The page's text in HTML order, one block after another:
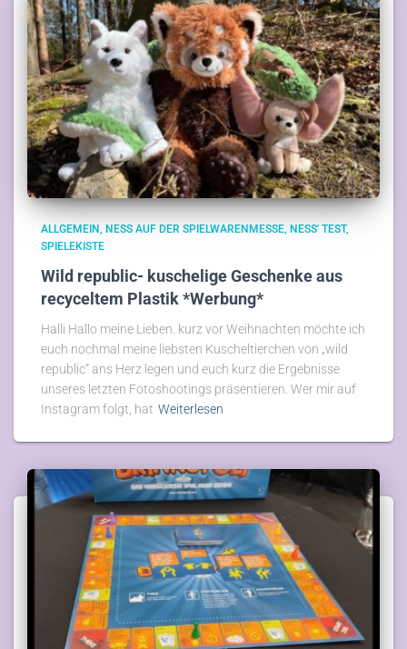
ALLGEMEIN NESS AUF DER SPIELWARENMESSE NESS' TEST
SPIELEKISTE
Wild republic- kuschelige Geschenke aus
recyceltem Plastik *Werbung*
Halli Hallo meine Lieben. kurz vor Weihnachten möchte ich
euch nochmal meine liebsten Kuscheltierchen von „wild
republic“ ans Herz legen und euch kurz die Ergebnisse
unseres letzten Fotoshootings präsentieren. Wer mir auf
Instagram folgt, hat Weiterlesen